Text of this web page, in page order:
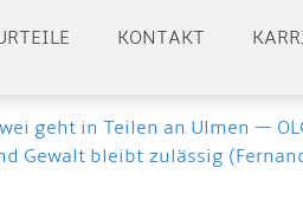
KONTAKT
geht in Teilen an Ulmen —
Gewalt bleibt zulässig